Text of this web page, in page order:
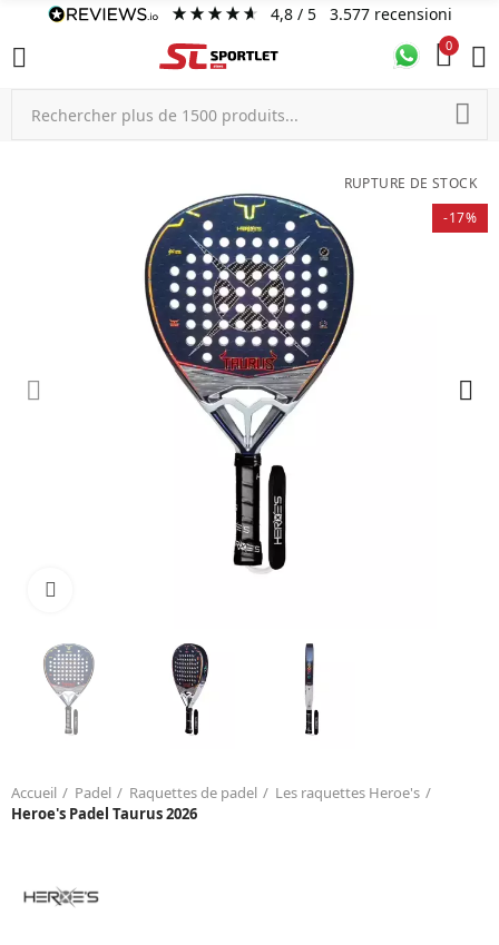
4,8/ 5 3.577 recensioni
0
RUPTURE DE STOCK
-17%
Accueil Padel Raquettes de padel
Les raquettes Heroe's
Heroe's Padel Taurus 2026